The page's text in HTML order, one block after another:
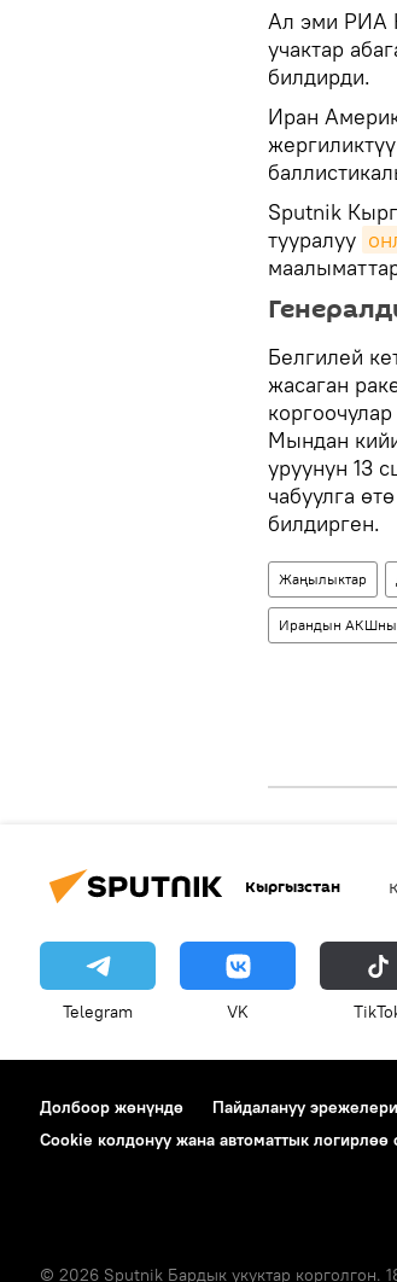
Ал эми РИА
учактар
билдирди.
Иран
Sputnik
тууралуу
Белгилей
жасаган
Мындан
уруунун 13
чабуулга
билдирген.
Жаңылыктар
Ирандын
Кыргызстан
Telegram VK
Долбоор жөнүндө Пайдалануу эрежелери
Cookie колдонуу жана автоматтык логирлөө
© 2026 Sputnik Бардык укуктар корголгон.